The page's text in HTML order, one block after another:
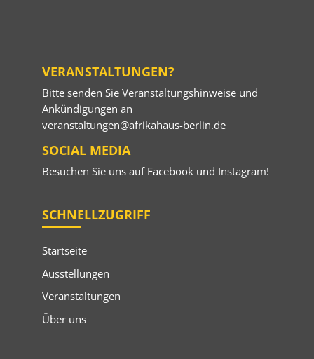
VERANSTALTUNGEN?
Bitte senden Sie Veranstaltungshinweise und
Ankündigungen an
veranstaltungen@afrikahaus-berlin.de
SOCIAL MEDIA
Besuchen Sie uns auf Facebookund Instagram!
SCHNELLZUGRIFF
Startseite
Ausstellungen
Veranstaltungen
Über uns